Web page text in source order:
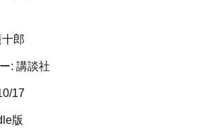
郎
: 講談社
17
版